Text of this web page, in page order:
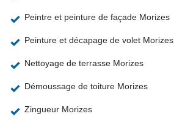
Peintre et peinture de façade Morizes
Peinture et décapage de volet Morizes
Nettoyage de terrasse Morizes
Démoussage de toiture Morizes
Zingueur Morizes